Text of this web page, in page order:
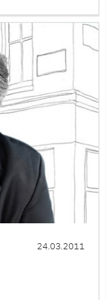
24.03.2011